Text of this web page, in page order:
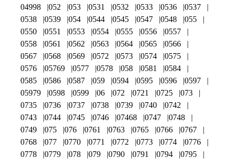
04998 052 053 0531 0532 0533 0536
0537
0538
0539 054 0544 0545 0547 0548
055
0550
0551 0553 0554 0555 0556
0557
0558
0561 0562 0563 0564 0565
0566
0567
0568 0569 0572 0573 0574
0575
0576
05769 0577 0578 058 0581
0584
0585
0586 0587 059 0594 0595 0596
0597
05979
0598 0599 06 072 0721 0725
073
0735
0736 0737 0738 0739 0740
0742
0743
0744 0745 0746 07468 0747
0748
0749
075 076 0761 0763 0765 0766
0767
0768
077 0770 0771 0772 0773 0774
0776
0778
0779 078 079 0790 0791 0794
0795